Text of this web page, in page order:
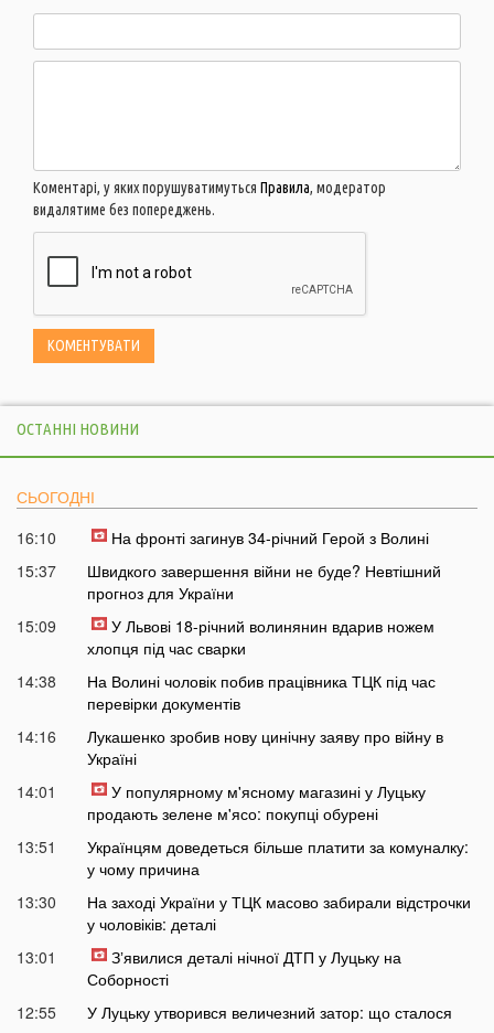
Коментарі, у яких порушуватимуться Правила, модератор
видалятиме без попереджень.
ОСТАННІ НОВИНИ
СЬОГОДНІ
16:10
На фронті загинув 34-річний Герой з Волині
15:37
Швидкого завершення війни не буде? Невтішний
прогноз для України
15:09
У Львові 18-річний волинянин вдарив ножем
хлопця під час сварки
14:38
На Волині чоловік побив працівника ТЦК під час
перевірки документів
14:16
Лукашенко зробив нову цинічну заяву про війну в
Україні
14:01
У популярному м'ясному магазині у Луцьку
продають зелене м'ясо: покупці обурені
13:51
Українцям доведеться більше платити за комуналку:
у чому причина
13:30
На заході України у ТЦК масово забирали відстрочки
у чоловіків: деталі
13:01
Зʼявилися деталі нічної ДТП у Луцьку на
Соборності
12:55
У Луцьку утворився величезний затор: що сталося